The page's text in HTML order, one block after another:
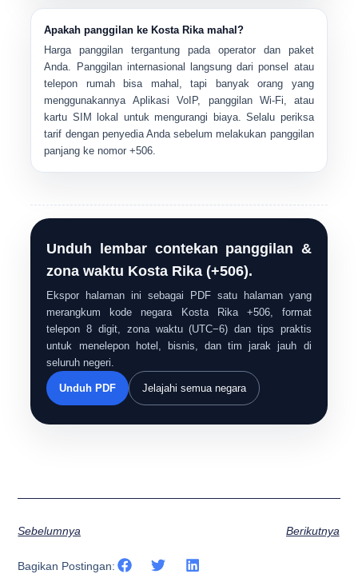
Apakah panggilan ke Kosta Rika mahal?
Harga panggilan tergantung pada operator dan paket
Anda. Panggilan internasional langsung dari ponsel atau
telepon rumah bisa mahal, tapi banyak orang yang
menggunakannyaAplikasi VoIP, panggilan Wi-Fi, atau
kartu SIM lokal untuk mengurangi biaya. Selalu periksa
tarif dengan penyedia Anda sebelum melakukan panggilan
panjang ke nomor +506.
Unduh lembar contekan panggilan &
zona waktu Kosta Rika (+506).
Ekspor halaman ini sebagai PDF satu halaman yang
merangkum kode negara Kosta Rika +506, format
telepon 8 digit, zona waktu (UTC−6) dan tips praktis
untuk menelepon hotel, bisnis, dan tim jarak jauh di
seluruh negeri.
Unduh PDF Jelajahi semua negara
Sebelumnya Berikutnya
Bagikan Postingan: